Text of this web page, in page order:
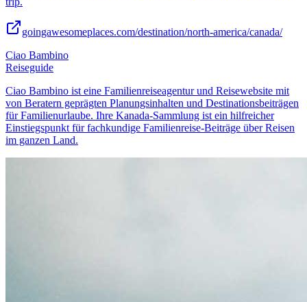
goingawesomeplaces.com/destination/north-america/canada/
Ciao Bambino
Reiseguide
Ciao Bambino ist eine Familienreiseagentur und Reisewebsite mit
von Beratern geprägten Planungsinhalten und Destinationsbeiträgen
für Familienurlaube. Ihre Kanada-Sammlung ist ein hilfreicher
Einstiegspunkt für fachkundige Familienreise-Beiträge über Reisen
im ganzen Land.